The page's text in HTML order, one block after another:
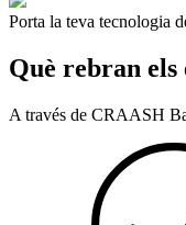
Porta la teva tecnologia
Què rebran els
A través de CRAASH